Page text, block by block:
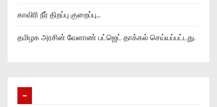
காவிரி நீர் திறப்பு குறைப்பு…
தமிழக அரசின் வேளாண் பட்ஜெட் தாக்கல் செய்யப்பட்டது.
–